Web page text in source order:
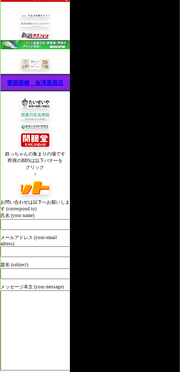
雪国酒舗 金澤屋酒店
鉄っちゃんの集まりの場です
即席のBBSは以下バナーを
クリック
↓
お問い合わせは以下へお願いしま
す (correspond to)
氏名 (your name)
メールアドレス (your-email
adress)
題名 (subject)
メッセージ本文 (your message)